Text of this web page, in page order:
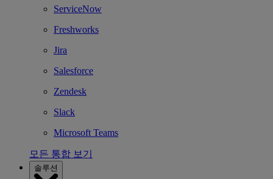
ServiceNow
Freshworks
Jira
Salesforce
Zendesk
Slack
Microsoft Teams
모든 통합 보기
솔루션